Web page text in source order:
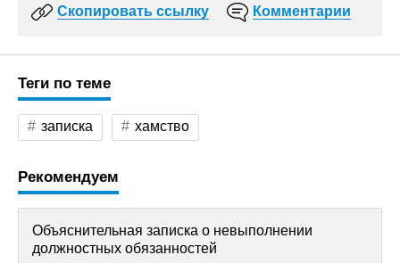
Скопировать ссылку Комментарии
Теги по теме
записка хамство
Рекомендуем
Объяснительная записка о невыполнении
должностных обязанностей